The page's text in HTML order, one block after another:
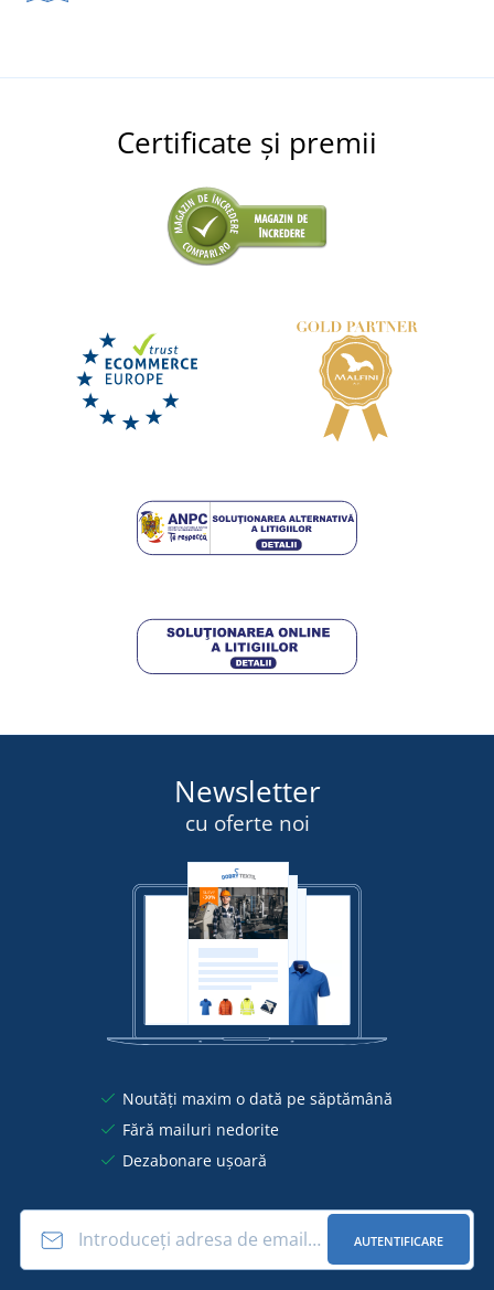
Certificate și premii
Newsletter
cu oferte noi
Noutăți maxim o dată pe săptămână
Fără mailuri nedorite
Dezabonare ușoară
AUTENTIFICARE